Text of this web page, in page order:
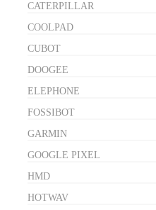
CATERPILLAR
COOLPAD
CUBOT
DOOGEE
ELEPHONE
FOSSIBOT
GARMIN
GOOGLE PIXEL
HMD
HOTWAV